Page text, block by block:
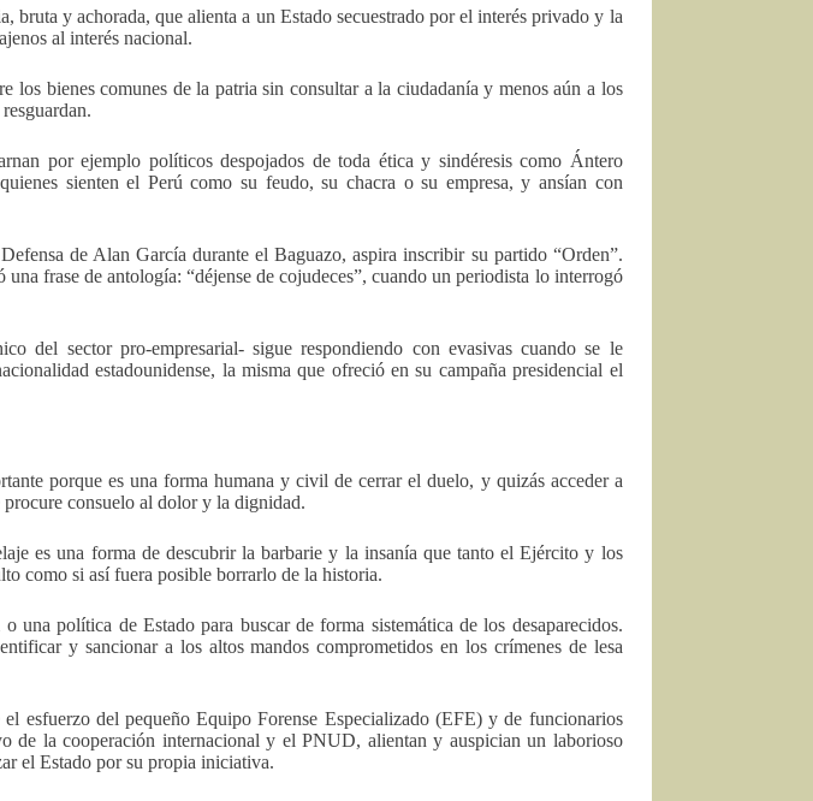
bruta y achorada, que alienta a un Estado secuestrado por el interés privado y la
al interés nacional.
los bienes comunes de la patria sin consultar a la ciudadanía y menos aún a los
por ejemplo políticos despojados de toda ética y sindéresis como Ántero
sienten el Perú como su feudo, su chacra o su empresa, y ansían con
de Alan García durante el Baguazo, aspira inscribir su partido “Orden”.
frase de antología: “déjense de cojudeces”, cuando un periodista lo interrogó
del sector pro-empresarial- sigue respondiendo con evasivas cuando se le
estadounidense, la misma que ofreció en su campaña presidencial el
porque es una forma humana y civil de cerrar el duelo, y quizás acceder a
consuelo al dolor y la dignidad.
es una forma de descubrir la barbarie y la insanía que tanto el Ejército y los
como si así fuera posible borrarlo de la historia.
una política de Estado para buscar de forma sistemática de los desaparecidos.
y sancionar a los altos mandos comprometidos en los crímenes de lesa
esfuerzo del pequeño Equipo Forense Especializado (EFE) y de funcionarios
de la cooperación internacional y el PNUD, alientan y auspician un laborioso
el Estado por su propia iniciativa.